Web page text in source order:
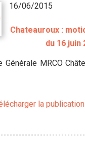
16/06/2015
Chateauroux :
du 16 juin
MRCO
la publication